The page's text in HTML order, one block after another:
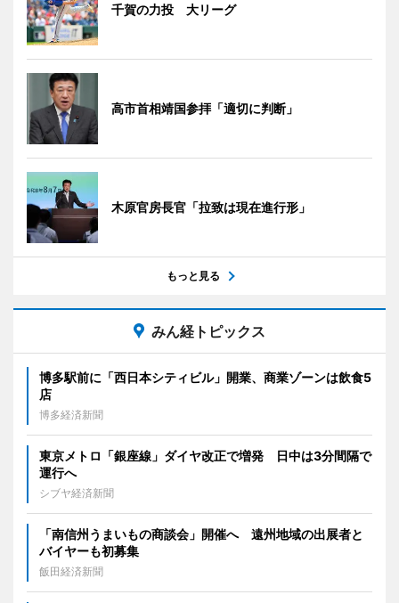
千賀の力投 大リーグ
高市首相靖国参拝「適切に判断」
木原官房長官「拉致は現在進行形」
もっと見る
みん経トピックス
博多駅前に「西日本シティビル」開業、商業ゾーンは飲食5
店
博多経済新聞
東京メトロ「銀座線」ダイヤ改正で増発 日中は3分間隔で
運行へ
シブヤ経済新聞
「南信州うまいもの商談会」開催へ 遠州地域の出展者と
バイヤーも初募集
飯田経済新聞